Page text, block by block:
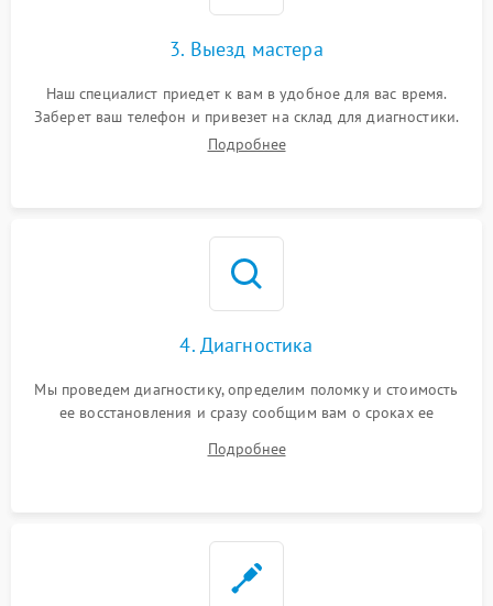
3. Выезд мастера
Наш специалист приедет к вам в удобное для вас время.
Заберет ваш телефон и привезет на склад для диагностики.
Подробнее
4. Диагностика
Мы проведем диагностику, определим поломку и стоимость
ее восстановления и сразу сообщим вам о сроках ее
Подробнее